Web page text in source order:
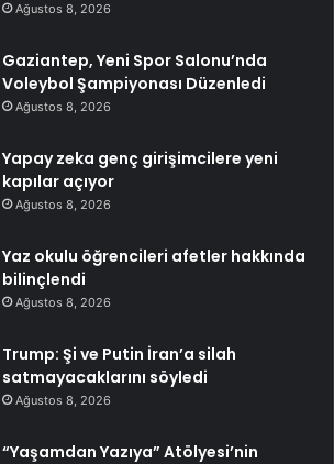
Ağustos 8, 2026
Gaziantep, Yeni Spor Salonu’nda
Voleybol Şampiyonası Düzenledi
Ağustos 8, 2026
Yapay zeka genç girişimcilere yeni
kapılar açıyor
Ağustos 8, 2026
Yaz okulu öğrencileri afetler hakkında
bilinçlendi
Ağustos 8, 2026
Trump: Şi ve Putin İran’a silah
satmayacaklarını söyledi
Ağustos 8, 2026
“Yaşamdan Yazıya” Atölyesi’nin